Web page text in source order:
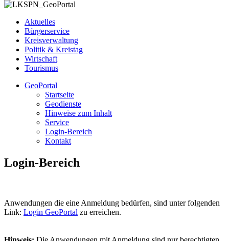
Aktuelles
Bürgerservice
Kreisverwaltung
Politik & Kreistag
Wirtschaft
Tourismus
GeoPortal
Startseite
Geodienste
Hinweise zum Inhalt
Service
Login-Bereich
Kontakt
Login-Bereich
Anwendungen die eine Anmeldung bedürfen, sind unter folgenden
Link: Login GeoPortal zu erreichen.